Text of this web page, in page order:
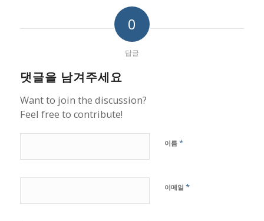
0
답글
댓글을 남겨주세요
Want to join the discussion?
Feel free to contribute!
이름 *
이메일 *